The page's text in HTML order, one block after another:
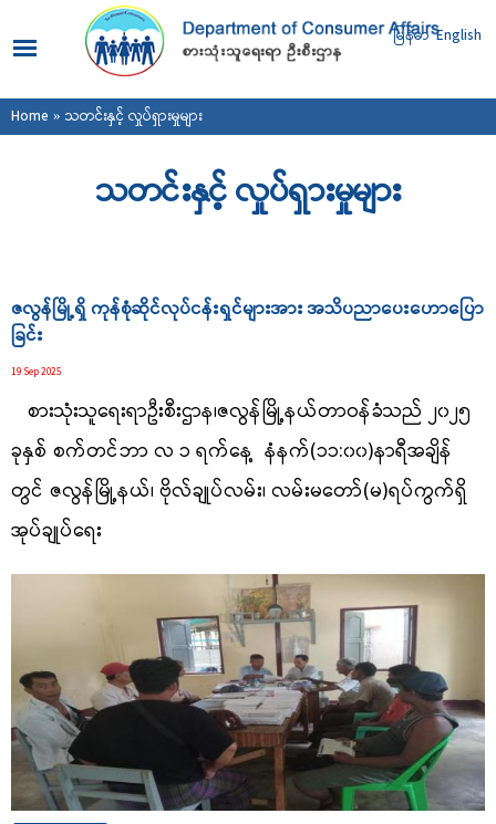
main
content
မြန်မာ English
You are here
Home » သတင်းနှင့် လှုပ်ရှားမှုများ
သတင်းနှင့် လှုပ်ရှားမှုများ
ဇလွန်မြို့ရှိ ကုန်စုံဆိုင်လုပ်ငန်းရှင်များအား အသိပညာပေးဟောပြော
ခြင်း
19 Sep 2025
စားသုံးသူရေးရာဦးစီးဌာန၊ဇလွန်မြို့နယ်တာဝန်ခံသည် ၂၀၂၅
ခုနှစ် စက်တင်ဘာ လ ၁ ရက်နေ့ နံနက်(၁၁:၀၀)နာရီအချိန်
တွင် ဇလွန်မြို့နယ်၊ ဗိုလ်ချုပ်လမ်း၊ လမ်းမတော်(မ)ရပ်ကွက်ရှိ
အုပ်ချုပ်ရေး
Pages